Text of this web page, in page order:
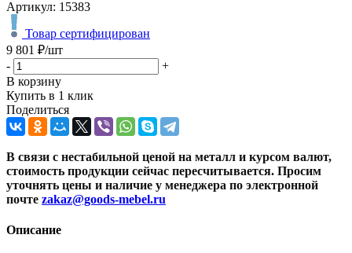
Артикул: 15383
Товар сертифицирован
9 801 ₽/шт
-
+
В корзину
Купить в 1 клик
Поделиться
В связи с нестабильной ценой на металл и курсом валют,
стоимость продукции сейчас пересчитывается. Просим
уточнять цены и наличие у менеджера по электронной
почте zakaz@goods-mebel.ru
Описание